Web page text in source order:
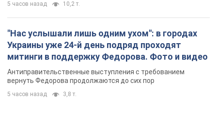
5 часов назад 10,2 т.
"Нас услышали лишь одним ухом": в городах
Украины уже 24-й день подряд проходят
митинги в поддержку Федорова. Фото и видео
Антиправительственные выступления с требованием
вернуть Федорова продолжаются до сих пор
5 часов назад 3,8 т.